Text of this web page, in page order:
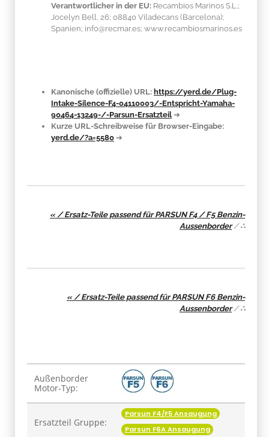
Verantwortlicher in der EU: Recambios Marinos S.L.;
Jocelyn Bell, 26; 08840 Viladecans (Barcelona);
Spanien; info@recmar.es; www.recambiosmarinos.es
Kanonische (offizielle) URL: https://yerd.de/Plug-
Intake-Silence-F4-04110003/-Entspricht-Yamaha-
90464-13249-/-Parsun-Ersatzteil ➔
Kurze URL-Schreibweise für Browser-Eingabe:
yerd.de/?a=5580 ➔
« / Ersatz-Teile passend für PARSUN F4 / F5 Benzin-
Aussenborder/∴
« / Ersatz-Teile passend für PARSUN F6 Benzin-
Aussenborder/∴
Produkteigenschaft
Wert
Außenborder
Motor-Typ:
Ersatzteil Gruppe:
Parsun F4/F5 Ansaugung
Parsun F6A Ansaugung